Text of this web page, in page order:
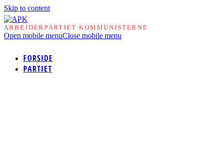
Skip to content
ARBEJDERPARTIET KOMMUNISTERNE
Open mobile menuClose mobile menu
FORSIDE
PARTIET